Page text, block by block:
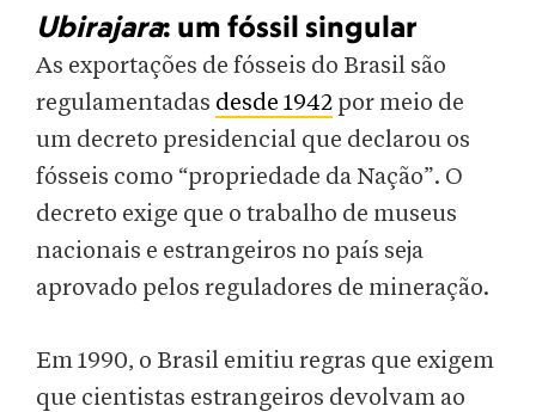
Ubirajara: um fóssil singular
As exportações de fósseis do Brasil são
regulamentadas desde 1942 por meio de
um decreto presidencial que declarou os
fósseis como “propriedade da Nação”. O
decreto exige que o trabalho de museus
nacionais e estrangeiros no país seja
aprovado pelos reguladores de mineração.
Em 1990, o Brasil emitiu regras que exigem
que cientistas estrangeiros devolvam ao